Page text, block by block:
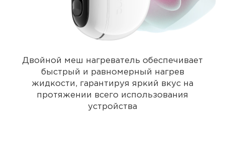
Двойной меш нагреватель обеспечивает
быстрый и равномерный нагрев
жидкости, гарантируя яркий вкус на
протяжении всего использования
устройства